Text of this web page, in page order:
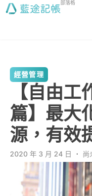
部落格
經營管理
【自由
篇】最大
源，有效
2020 年 3 月 24 日 ． 尚